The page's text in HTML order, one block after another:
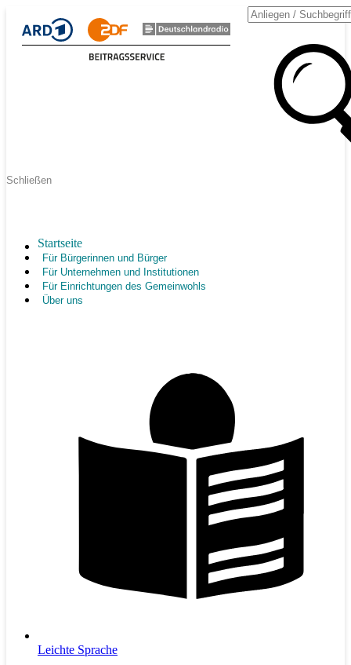
Schließen
Startseite
Für Bürgerinnen und Bürger
Für Unternehmen und Institutionen
Für Einrichtungen des Gemeinwohls
Über uns
Leichte Sprache